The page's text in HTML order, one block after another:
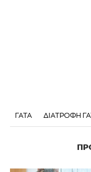
ΓΑΤΑ ΔΙΑΤΡΟΦΗ